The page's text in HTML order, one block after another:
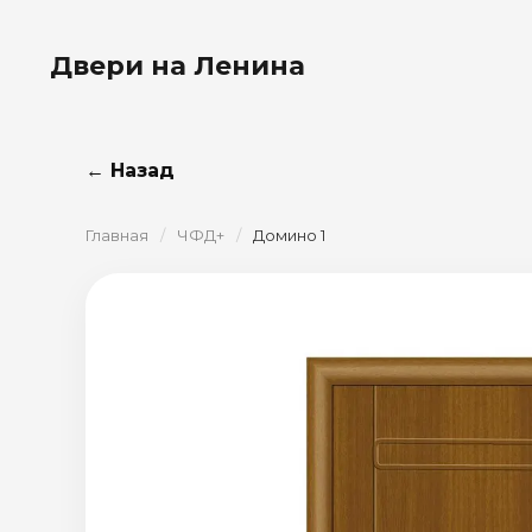
Двери на Ленина
← Назад
Главная / ЧФД+ / Домино 1